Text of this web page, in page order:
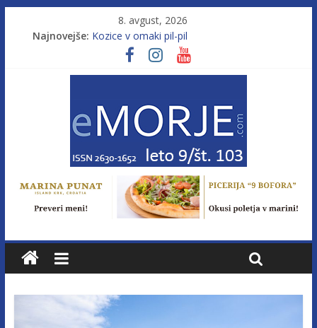
8. avgust, 2026
Najnovejše: Kozice v omaki pil-pil
Leto 9, št. 103; Licenca brez morja
Od morja do gorja 11